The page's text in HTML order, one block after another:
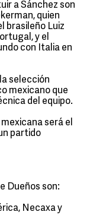
a Sánchez son
quien
brasileño Luiz
y el
con Italia en
selección
mexicano que
del equipo.
será el
partido
Dueños son:
Necaxa y